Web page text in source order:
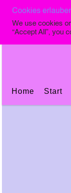
Home Start
Cookies
We use cookies
“Accept All”, you